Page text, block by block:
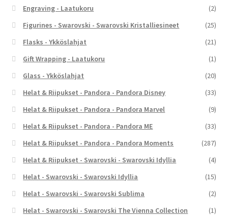
Engraving - Laatukoru
(2)
Figurines - Swarovski - Swarovski Kristalliesineet
(25)
Flasks - Ykköslahjat
(21)
Gift Wrapping - Laatukoru
(1)
Glass - Ykköslahjat
(20)
Helat & Riipukset - Pandora - Pandora Disney
(33)
Helat & Riipukset - Pandora - Pandora Marvel
(9)
Helat & Riipukset - Pandora - Pandora ME
(33)
Helat & Riipukset - Pandora - Pandora Moments
(287)
Helat & Riipukset - Swarovski - Swarovski Idyllia
(4)
Helat - Swarovski - Swarovski Idyllia
(15)
Helat - Swarovski - Swarovski Sublima
(2)
Helat - Swarovski - Swarovski The Vienna Collection
(1)